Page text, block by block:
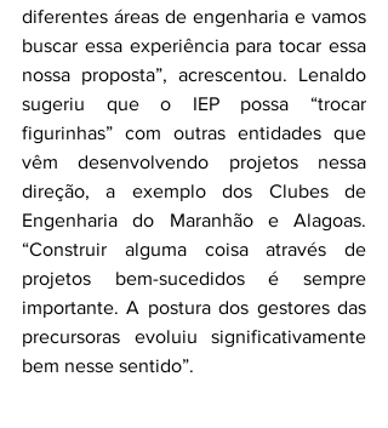
diferentes áreas de engenharia e vamos
buscar essa experiência para tocar essa
nossa proposta”, acrescentou. Lenaldo
sugeriu que o IEP possa “trocar
figurinhas” com outras entidades que
vêm desenvolvendo projetos nessa
direção, a exemplo dos Clubes de
Engenharia do Maranhão e Alagoas.
“Construir alguma coisa através de
projetos bem-sucedidos é sempre
importante. A postura dos gestores das
precursoras evoluiu significativamente
bem nesse sentido”.